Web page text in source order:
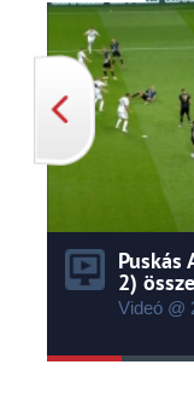
Puskás
2)
Videó @